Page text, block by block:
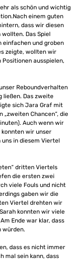
als schön und wichtig
einem guten
dass wir diesen
Das Spiel
einfachen und groben
zeigte, wollten wir
ausspielen,
Reboundverhalten
ließen. Das zweite
sich Jara Graf mit
„zweiten Chancen“, die
Auch wenn wir
wir unser
in diesem Viertel
dritten Viertels
die ersten zwei
viele Fouls und nicht
gaben wir die
Viertel drehten wir
konnten wir viele
Ende war klar, dass
würden.
dass es nicht immer
mal sein kann, dass